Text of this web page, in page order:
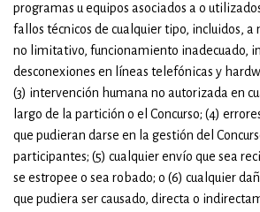
programas u equipos asociados a o
fallos técnicos de cualquier tipo, incluidos, a
no limitativo, funcionamiento inadecuado,
desconexiones en líneas telefónicas y
(3) intervención humana no autorizada en
largo de la partición o el Concurso; (4)
que pudieran darse en la gestión del
participantes; (5) cualquier envío que sea
se estropee o sea robado; o (6) cualquier
que pudiera ser causado, directa o